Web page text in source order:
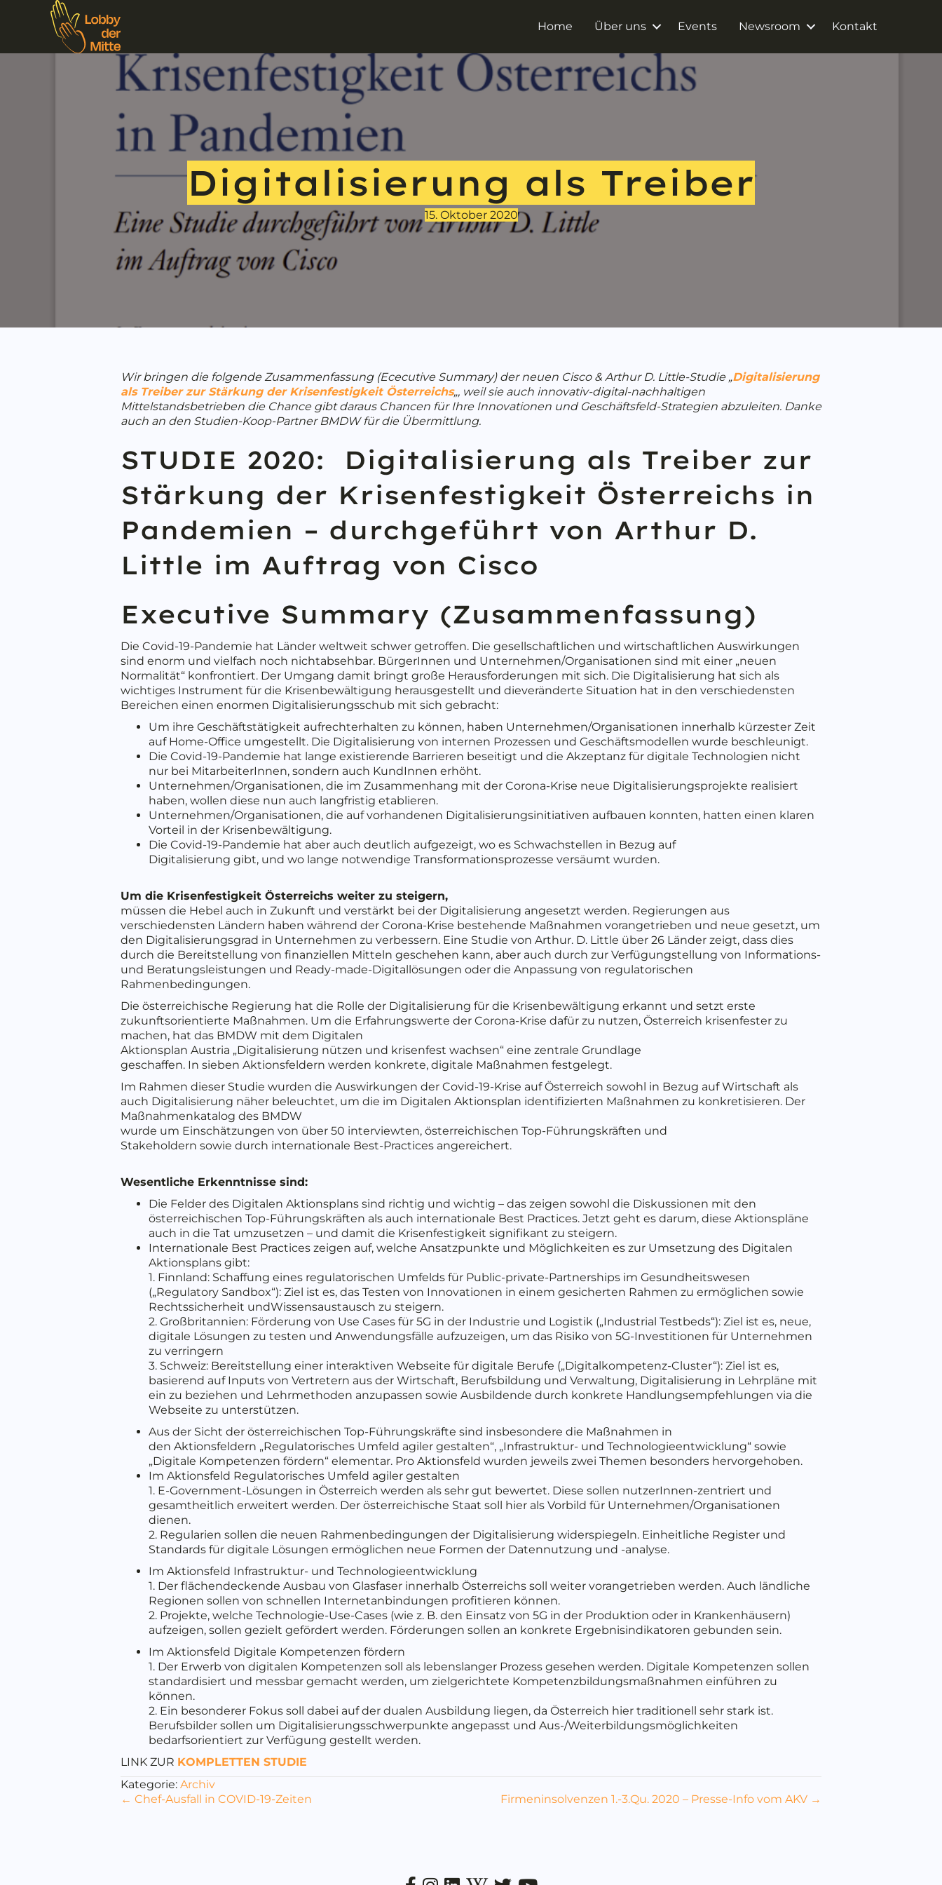
Home Über uns Events Newsroom Kontakt
Digitalisierung als Treiber
15. Oktober 2020
Wir bringen die folgende Zusammenfassung (Ececutive Summary) der neuen Cisco & Arthur D. Little-Studie „Digitalisierung
als Treiber zur Stärkung der Krisenfestigkeit Österreichs„, weil sie auch innovativ-digital-nachhaltigen
Mittelstandsbetrieben die Chance gibt daraus Chancen für Ihre Innovationen und Geschäftsfeld-Strategien abzuleiten. Danke
auch an den Studien-Koop-Partner BMDW für die Übermittlung.
STUDIE 2020: Digitalisierung als Treiber zur
Stärkung der Krisenfestigkeit Österreichs in
Pandemien – durchgeführt von Arthur D.
Little im Auftrag von Cisco
Executive Summary (Zusammenfassung)
Die Covid-19-Pandemie hat Länder weltweit schwer getroffen. Die gesellschaftlichen und wirtschaftlichen Auswirkungen
sind enorm und vielfach noch nichtabsehbar. BürgerInnen und Unternehmen/Organisationen sind mit einer „neuen
Normalität“ konfrontiert. Der Umgang damit bringt große Herausforderungen mit sich. Die Digitalisierung hat sich als
wichtiges Instrument für die Krisenbewältigung herausgestellt und dieveränderte Situation hat in den verschiedensten
Bereichen einen enormen Digitalisierungsschub mit sich gebracht:
Um ihre Geschäftstätigkeit aufrechterhalten zu können, haben Unternehmen/Organisationen innerhalb kürzester Zeit
auf Home-Office umgestellt. Die Digitalisierung von internen Prozessen und Geschäftsmodellen wurde beschleunigt.
Die Covid-19-Pandemie hat lange existierende Barrieren beseitigt und die Akzeptanz für digitale Technologien nicht
nur bei MitarbeiterInnen, sondern auch KundInnen erhöht.
Unternehmen/Organisationen, die im Zusammenhang mit der Corona-Krise neue Digitalisierungsprojekte realisiert
haben, wollen diese nun auch langfristig etablieren.
Unternehmen/Organisationen, die auf vorhandenen Digitalisierungsinitiativen aufbauen konnten, hatten einen klaren
Vorteil in der Krisenbewältigung.
Die Covid-19-Pandemie hat aber auch deutlich aufgezeigt, wo es Schwachstellen in Bezug auf
Digitalisierung gibt, und wo lange notwendige Transformationsprozesse versäumt wurden.
Um die Krisenfestigkeit Österreichs weiter zu steigern,
müssen die Hebel auch in Zukunft und verstärkt bei der Digitalisierung angesetzt werden. Regierungen aus
verschiedensten Ländern haben während der Corona-Krise bestehende Maßnahmen vorangetrieben und neue gesetzt, um
den Digitalisierungsgrad in Unternehmen zu verbessern. Eine Studie von Arthur. D. Little über 26 Länder zeigt, dass dies
durch die Bereitstellung von finanziellen Mitteln geschehen kann, aber auch durch zur Verfügungstellung von Informations-
und Beratungsleistungen und Ready-made-Digitallösungen oder die Anpassung von regulatorischen
Rahmenbedingungen.
Die österreichische Regierung hat die Rolle der Digitalisierung für die Krisenbewältigung erkannt und setzt erste
zukunftsorientierte Maßnahmen. Um die Erfahrungswerte der Corona-Krise dafür zu nutzen, Österreich krisenfester zu
machen, hat das BMDW mit dem Digitalen
Aktionsplan Austria „Digitalisierung nützen und krisenfest wachsen“ eine zentrale Grundlage
geschaffen. In sieben Aktionsfeldern werden konkrete, digitale Maßnahmen festgelegt.
Im Rahmen dieser Studie wurden die Auswirkungen der Covid-19-Krise auf Österreich sowohl in Bezug auf Wirtschaft als
auch Digitalisierung näher beleuchtet, um die im Digitalen Aktionsplan identifizierten Maßnahmen zu konkretisieren. Der
Maßnahmenkatalog des BMDW
wurde um Einschätzungen von über 50 interviewten, österreichischen Top-Führungskräften und
Stakeholdern sowie durch internationale Best-Practices angereichert.
Wesentliche Erkenntnisse sind:
Die Felder des Digitalen Aktionsplans sind richtig und wichtig – das zeigen sowohl die Diskussionen mit den
österreichischen Top-Führungskräften als auch internationale Best Practices. Jetzt geht es darum, diese Aktionspläne
auch in die Tat umzusetzen – und damit die Krisenfestigkeit signifikant zu steigern.
Internationale Best Practices zeigen auf, welche Ansatzpunkte und Möglichkeiten es zur Umsetzung des Digitalen
Aktionsplans gibt:
1. Finnland: Schaffung eines regulatorischen Umfelds für Public-private-Partnerships im Gesundheitswesen
(„Regulatory Sandbox“): Ziel ist es, das Testen von Innovationen in einem gesicherten Rahmen zu ermöglichen sowie
Rechtssicherheit undWissensaustausch zu steigern.
2. Großbritannien: Förderung von Use Cases für 5G in der Industrie und Logistik („Industrial Testbeds“): Ziel ist es, neue,
digitale Lösungen zu testen und Anwendungsfälle aufzuzeigen, um das Risiko von 5G-Investitionen für Unternehmen
zu verringern
3. Schweiz: Bereitstellung einer interaktiven Webseite für digitale Berufe („Digitalkompetenz-Cluster“): Ziel ist es,
basierend auf Inputs von Vertretern aus der Wirtschaft, Berufsbildung und Verwaltung, Digitalisierung in Lehrpläne mit
ein zu beziehen und Lehrmethoden anzupassen sowie Ausbildende durch konkrete Handlungsempfehlungen via die
Webseite zu unterstützen.
Aus der Sicht der österreichischen Top-Führungskräfte sind insbesondere die Maßnahmen in
den Aktionsfeldern „Regulatorisches Umfeld agiler gestalten“, „Infrastruktur- und Technologieentwicklung“ sowie
„Digitale Kompetenzen fördern“ elementar. Pro Aktionsfeld wurden jeweils zwei Themen besonders hervorgehoben.
Im Aktionsfeld Regulatorisches Umfeld agiler gestalten
1. E-Government-Lösungen in Österreich werden als sehr gut bewertet. Diese sollen nutzerInnen-zentriert und
gesamtheitlich erweitert werden. Der österreichische Staat soll hier als Vorbild für Unternehmen/Organisationen
dienen.
2. Regularien sollen die neuen Rahmenbedingungen der Digitalisierung widerspiegeln. Einheitliche Register und
Standards für digitale Lösungen ermöglichen neue Formen der Datennutzung und -analyse.
Im Aktionsfeld Infrastruktur- und Technologieentwicklung
1. Der flächendeckende Ausbau von Glasfaser innerhalb Österreichs soll weiter vorangetrieben werden. Auch ländliche
Regionen sollen von schnellen Internetanbindungen profitieren können.
2. Projekte, welche Technologie-Use-Cases (wie z. B. den Einsatz von 5G in der Produktion oder in Krankenhäusern)
aufzeigen, sollen gezielt gefördert werden. Förderungen sollen an konkrete Ergebnisindikatoren gebunden sein.
Im Aktionsfeld Digitale Kompetenzen fördern
1. Der Erwerb von digitalen Kompetenzen soll als lebenslanger Prozess gesehen werden. Digitale Kompetenzen sollen
standardisiert und messbar gemacht werden, um zielgerichtete Kompetenzbildungsmaßnahmen einführen zu
können.
2. Ein besonderer Fokus soll dabei auf der dualen Ausbildung liegen, da Österreich hier traditionell sehr stark ist.
Berufsbilder sollen um Digitalisierungsschwerpunkte angepasst und Aus-/Weiterbildungsmöglichkeiten
bedarfsorientiert zur Verfügung gestellt werden.
LINK ZUR KOMPLETTEN STUDIE
Kategorie: Archiv
Posts
← Chef-Ausfall in COVID-19-Zeiten Firmeninsolvenzen 1.-3.Qu. 2020 – Presse-Info vom AKV →